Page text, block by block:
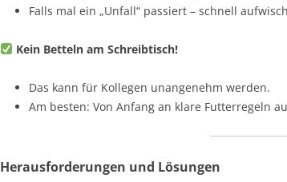
Falls mal ein „Unfall“ passiert – schnell
Kein Betteln am Schreibtisch!
Das kann für Kollegen unangenehm werden.
Am besten: Von Anfang an klare Futterregeln
Herausforderungen und Lösungen